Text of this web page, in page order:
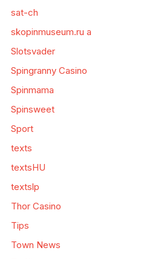
sat-ch
skopinmuseum.ru a
Slotsvader
Spingranny Casino
Spinmama
Spinsweet
Sport
texts
textsHU
textslp
Thor Casino
Tips
Town News